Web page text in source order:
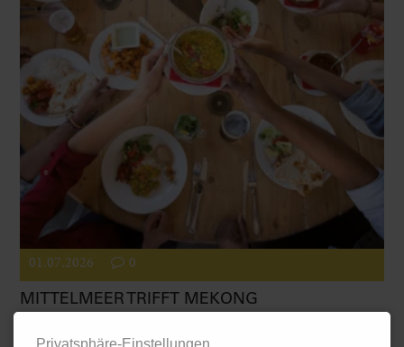
01.07.2026 0
MITTELMEER TRIFFT MEKONG
Privatsphäre-Einstellungen